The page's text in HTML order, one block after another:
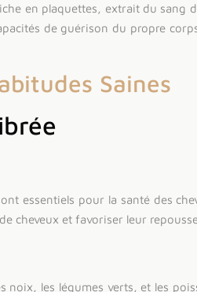
en plaquettes, extrait du sang
de guérison du propre
Saines
essentiels pour la santé des
cheveux et favoriser leur
noix, les légumes verts, et les